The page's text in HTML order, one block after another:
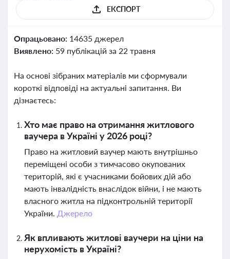
ЕКСПОРТ
Опрацьовано: 14635 джерел
Виявлено: 59 публікацій за 22 травня
На основі зібраних матеріалів ми сформували
короткі відповіді на актуальні запитання. Ви
дізнаєтесь:
Хто має право на отримання житлового
ваучера в Україні у 2026 році?
Право на житловий ваучер мають внутрішньо
переміщені особи з тимчасово окупованих
територій, які є учасниками бойових дій або
мають інвалідність внаслідок війни, і не мають
власного житла на підконтрольній території
України. Джерело
Як впливають житлові ваучери на ціни на
нерухомість в Україні?